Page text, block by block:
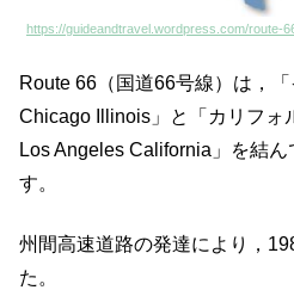
https://guideandtravel.wordpress.com/route-
Route 66（国道66号線）は，「
Chicago Illinois」と「カリフォ
Los Angeles California」を結
す。
州間高速道路の発達により，
た。